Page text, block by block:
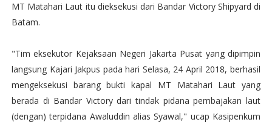
MT Matahari Laut itu dieksekusi dari Bandar Victory Shipyard di
Batam.
"Tim eksekutor Kejaksaan Negeri Jakarta Pusat yang dipimpin
langsung Kajari Jakpus pada hari Selasa, 24 April 2018, berhasil
mengeksekusi barang bukti kapal MT Matahari Laut yang
berada di Bandar Victory dari tindak pidana pembajakan laut
(dengan) terpidana Awaluddin alias Syawal," ucap Kasipenkum